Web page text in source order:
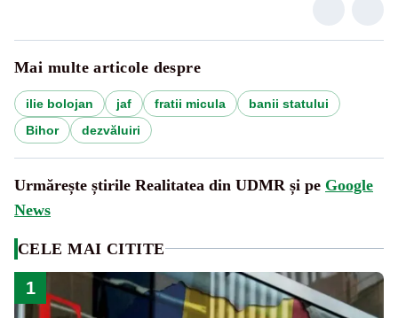
Mai multe articole despre
ilie bolojan jaf fratii micula
banii statului
Bihor
dezvăluiri
Urmărește știrile Realitatea din UDMR și pe Google
News
CELE MAI CITITE
1